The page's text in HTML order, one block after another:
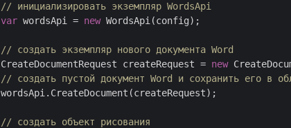
// инициализировать экземпляр WordsApi
var wordsApi = new WordsApi(config);
// создать экземпляр нового документа Word
CreateDocumentRequest createRequest = new
// создать пустой документ Word и сохранить его в
wordsApi.CreateDocument(createRequest);
// создать объект рисования